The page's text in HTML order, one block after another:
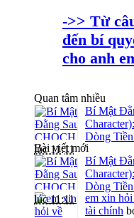
->> Từ
đến bí
cho anh
Quan tâm nhiều
Bí Mật
Dòng
lúc 11:11
Bài viết mới
Bí Mật
Dòng
lúc 11:11
em xin hỏi
tài chính